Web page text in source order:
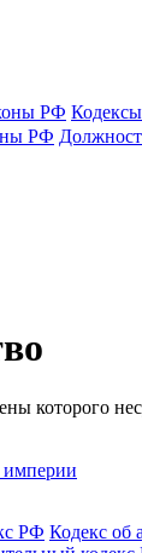
РФ
РФ
которого
империи
РФ Кодекс об